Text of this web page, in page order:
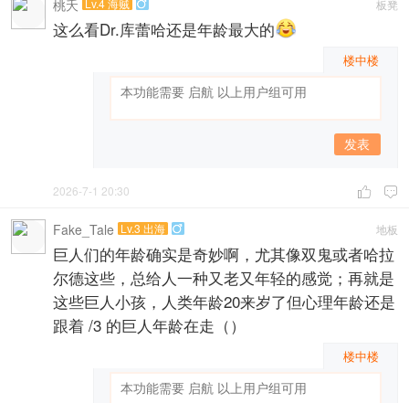
板凳
桃夭 Lv.4 海贼 
这么看Dr.库蕾哈还是年龄最大的
楼中楼
发表
 
2026-7-1 20:30
地板
Fake_Tale Lv.3 出海 
巨人们的年龄确实是奇妙啊，尤其像双鬼或者哈拉
尔德这些，总给人一种又老又年轻的感觉；再就是
这些巨人小孩，人类年龄20来岁了但心理年龄还是
跟着 /3 的巨人年龄在走（）
楼中楼